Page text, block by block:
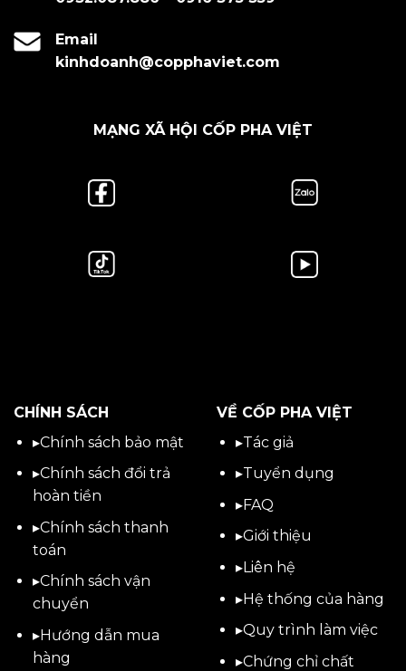
Email
kinhdoanh@copphaviet.com
MẠNG XÃ HỘI CỐP PHA VIỆT
CHÍNH SÁCH
▸Chính sách bảo mật
▸Chính sách đổi trả
hoàn tiền
▸Chính sách thanh
toán
▸Chính sách vận
chuyển
▸Hướng dẫn mua
hàng
VỀ CỐP PHA VIỆT
▸Tác giả
▸Tuyển dụng
▸FAQ
▸Giới thiệu
▸Liên hệ
▸Hệ thống của hàng
▸Quy trình làm việc
▸Chứng chỉ chất